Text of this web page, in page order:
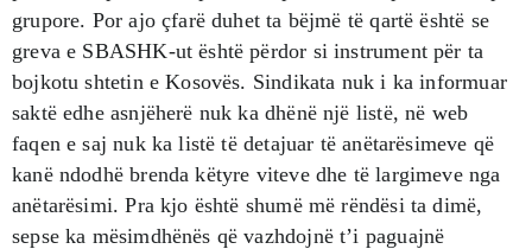
grupore. Por ajo çfarë duhet ta bëjmë të qartë është se
greva e SBASHK-ut është përdor si instrument për ta
bojkotu shtetin e Kosovës. Sindikata nuk i ka informuar
saktë edhe asnjëherë nuk ka dhënë një listë, në web
faqen e saj nuk ka listë të detajuar të anëtarësimeve që
kanë ndodhë brenda këtyre viteve dhe të largimeve nga
anëtarësimi. Pra kjo është shumë më rëndësi ta dimë,
sepse ka mësimdhënës që vazhdojnë t’i paguajnë